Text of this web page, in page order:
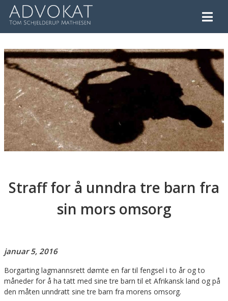
Straff for å unndra tre barn fra
sin mors omsorg
januar 5, 2016
Borgarting lagmannsrett dømte en far til fengsel i to år og to
måneder for å ha tatt med sine tre barn til et Afrikansk land og på
den måten unndratt sine tre barn fra morens omsorg.